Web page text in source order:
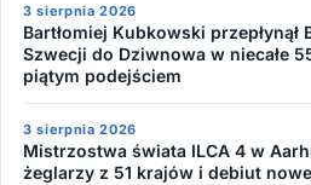
3 sierpnia 2026
Bartłomiej Kubkowski przepłynął
Szwecji do Dziwnowa w niecałe
piątym podejściem
3 sierpnia 2026
Mistrzostwa świata ILCA 4 w
żeglarzy z 51 krajów i debiut